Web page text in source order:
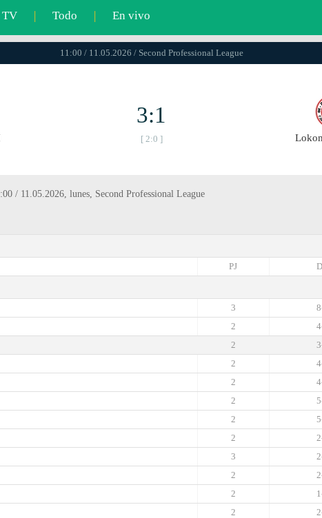
TV | Todo | En vivo
11:00 / 11.05.2026 / Second Professional League
3:1
[ 2:0 ]
/ 11.05.2026, lunes, Second Professional League
PJ
3
2
2
2
2
2
2
2
3
2
2
2